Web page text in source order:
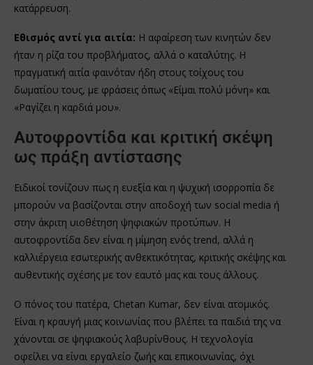
κατάρρευση.
Εθισμός αντί για αιτία: Η αφαίρεση των κινητών δεν
ήταν η ρίζα του προβλήματος, αλλά ο καταλύτης. Η
πραγματική αιτία φαινόταν ήδη στους τοίχους του
δωματίου τους, με φράσεις όπως «Είμαι πολύ μόνη» και
«Ραγίζει η καρδιά μου».
Αυτοφροντίδα και κριτική σκέψη
ως πράξη αντίστασης
Ειδικοί τονίζουν πως η ευεξία και η ψυχική ισορροπία δε
μπορούν να βασίζονται στην αποδοχή των social media ή
στην άκριτη υιοθέτηση ψηφιακών προτύπων. Η
αυτοφροντίδα δεν είναι η μίμηση ενός trend, αλλά η
καλλιέργεια εσωτερικής ανθεκτικότητας, κριτικής σκέψης και
αυθεντικής σχέσης με τον εαυτό μας και τους άλλους.
Ο πόνος του πατέρα, Chetan Kumar, δεν είναι ατομικός.
Είναι η κραυγή μιας κοινωνίας που βλέπει τα παιδιά της να
χάνονται σε ψηφιακούς λαβυρίνθους. Η τεχνολογία
οφείλει να είναι εργαλείο ζωής και επικοινωνίας, όχι